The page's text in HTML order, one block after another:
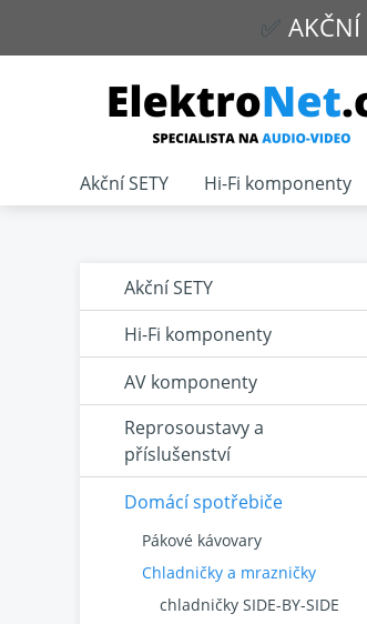
✅ AKČNÍ
Akční SETY
Hi-Fi komponenty
AV komponenty
Reprosoustavy a
příslušenství
Domácí spotřebiče
Pákové kávovary
Chladničky a mrazničky
chladničky SIDE-BY-SIDE
Akční SETY Hi-Fi komponenty